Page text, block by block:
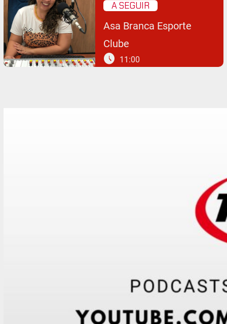
A SEGUIR
Asa Branca Esporte
Clube
schedule 11:00